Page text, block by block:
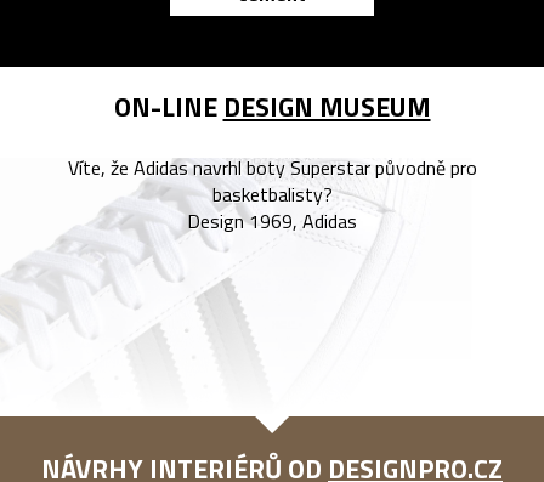
ON-LINE DESIGN MUSEUM
Víte, že Adidas navrhl boty Superstar původně pro
basketbalisty?
Design 1969, Adidas
NÁVRHY INTERIÉRŮ OD DESIGNPRO.CZ